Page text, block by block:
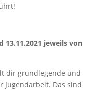
13.11.2021 jeweils von
dir grundlegende und
Jugendarbeit. Das sind